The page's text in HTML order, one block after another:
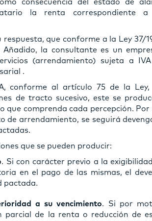
consecuencia del estado de
la renta correspondiente a
que conforme a la Ley 37/
la consultante es un
(arrendamiento) sujeta a
.
conforme al artículo 75 de la
de tracto sucesivo, este se
que comprenda cada percepción. Por
arrendamiento, se seguirá
que se pueden producir:
. Si con carácter previo a la
en el pago de las mismas, el
pactada.
a su vencimiento. Si por
parcial de la renta o reducción de